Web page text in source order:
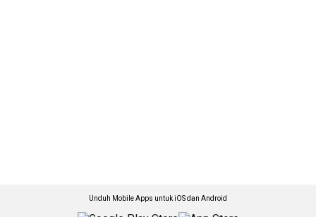
Unduh Mobile Apps untuk iOS dan Android